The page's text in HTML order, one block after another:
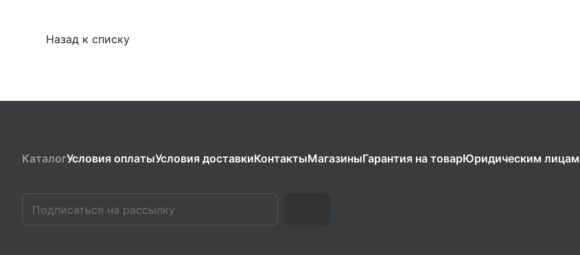
Назад к списку
КаталогУсловия оплатыУсловия доставкиКонтактыМагазиныГарантия на товарЮридическим лицам